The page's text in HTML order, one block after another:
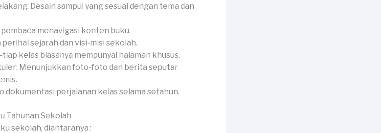
Desain sampul yang sesuai dengan tema dan
menavigasi konten buku.
sejarah dan visi-misi sekolah.
tiap kelas biasanya mempunyai halaman khusus.
Menunjukkan foto-foto dan berita seputar
dokumentasi perjalanan kelas selama setahun.
Tahunan Sekolah
sekolah, diantaranya :